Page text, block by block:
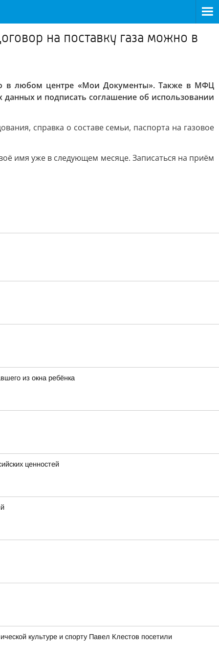
на поставку газа можно в
в любом центре «Мои Документы». Также в МФЦ
и подписать соглашение об использовании
справка о составе семьи, паспорта на газовое
имя уже в следующем месяце. Записаться на приём
из окна ребёнка
ценностей
культуре и спорту Павел Клестов посетили